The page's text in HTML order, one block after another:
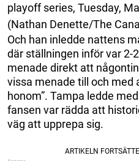
playoff series, Tuesday,
(Nathan Denette/The
Och han inledde nattens
där ställningen inför var 2-
menade direkt att
vissa menade till och med
honom”. Tampa ledde
fansen var rädda att
väg att upprepa sig.